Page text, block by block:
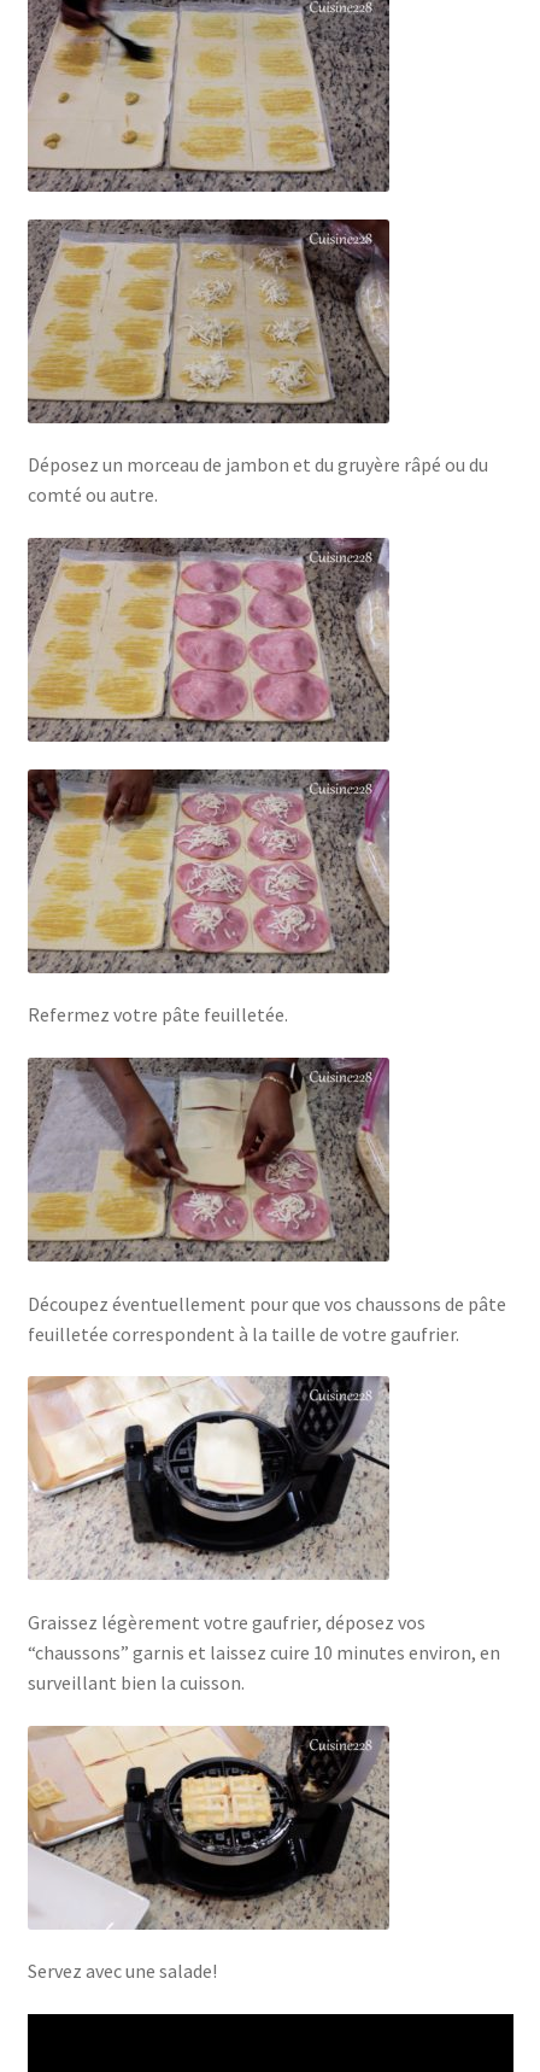
Déposez un morceau de jambon et du gruyère râpé ou du
comté ou autre.
Refermez votre pâte feuilletée.
Découpez éventuellement pour que vos chaussons de pâte
feuilletée correspondent à la taille de votre gaufrier.
Graissez légèrement votre gaufrier, déposez vos
“chaussons” garnis et laissez cuire 10 minutes environ, en
surveillant bien la cuisson.
Servez avec une salade!